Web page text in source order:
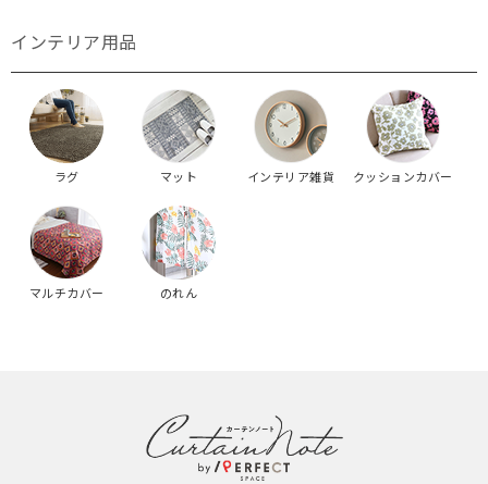
インテリア用品
ラグ マット インテリア雑貨 クッションカバー
マルチカバー のれん